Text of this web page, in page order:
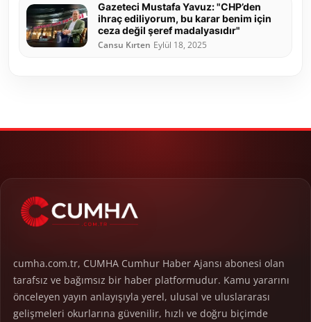
Gazeteci Mustafa Yavuz: "CHP’den
ihraç ediliyorum, bu karar benim için
ceza değil şeref madalyasıdır"
Cansu Kırten Eylül 18, 2025
cumha.com.tr, CUMHA Cumhur Haber Ajansı abonesi olan
tarafsız ve bağımsız bir haber platformudur. Kamu yararını
önceleyen yayın anlayışıyla yerel, ulusal ve uluslararası
gelişmeleri okurlarına güvenilir, hızlı ve doğru biçimde